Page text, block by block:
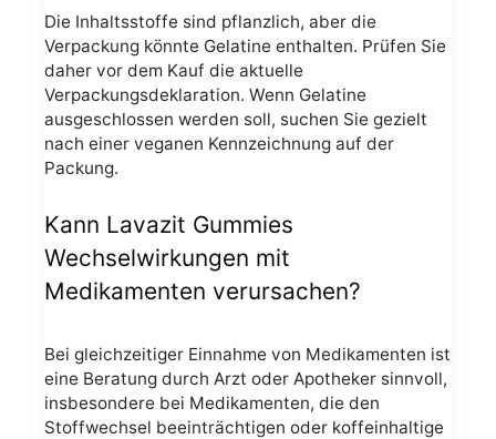
Die Inhaltsstoffe sind pflanzlich, aber die
Verpackung könnte Gelatine enthalten. Prüfen Sie
daher vor dem Kauf die aktuelle
Verpackungsdeklaration. Wenn Gelatine
ausgeschlossen werden soll, suchen Sie gezielt
nach einer veganen Kennzeichnung auf der
Packung.
Kann Lavazit Gummies
Wechselwirkungen mit
Medikamenten verursachen?
Bei gleichzeitiger Einnahme von Medikamenten ist
eine Beratung durch Arzt oder Apotheker sinnvoll,
insbesondere bei Medikamenten, die den
Stoffwechsel beeinträchtigen oder koffeinhaltige